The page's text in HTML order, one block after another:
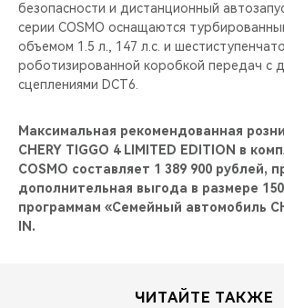
безопасности и дистанционный
серии COSMO оснащаются
объемом 1.5 л., 147 л.с. и
роботизированной коробкой передач с
сцеплениями DCT6.
Максимальная рекомендованная
CHERY TIGGO 4 LIMITED EDITION в
COSMO составляет 1 389 900 рублей,
дополнительная выгода в размере
программам «Семейный автомобиль
IN.
ЧИТАЙТЕ ТАКЖЕ